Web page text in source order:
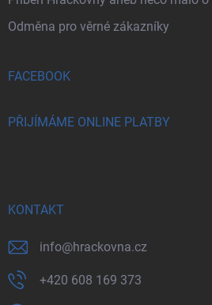
Odměna pro věrné zákazníky
FACEBOOK
PŘIJÍMÁME ONLINE PLATBY
KONTAKT
info@hrackovna.cz
+420 608 169 373